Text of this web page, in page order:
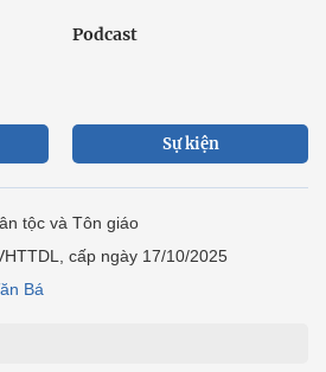
Podcast
Sự kiện
tộc và Tôn giáo
cấp ngày 17/10/2025
Bá